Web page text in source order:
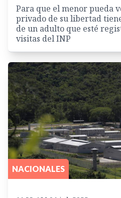
Para que el menor pueda
privado de su libertad
de un adulto que esté
visitas del INP
NACIONALES